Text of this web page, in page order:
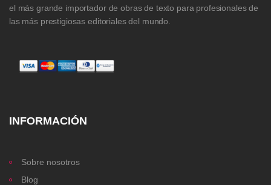
el más grande importador de obras de texto para profesionales de
las más prestigiosas editoriales del mundo.
INFORMACIÓN
Sobre nosotros
Blog